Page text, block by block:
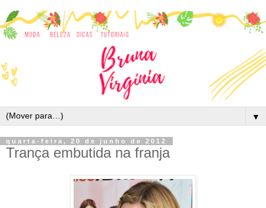
▼
quarta-feira, 20 de junho de 2012
Trança embutida na franja